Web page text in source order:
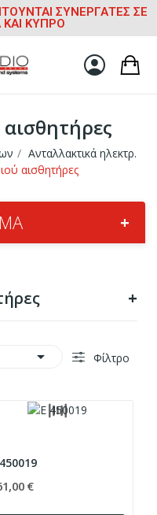
ΣΥΝΕΡΓΑΤΕΣ ΣΕ
ΚΥΠΡΟ
αισθητήρες
Ανταλλακτικά ηλεκτρ.
αισθητήρες
+
+
 Φίλτρο
€